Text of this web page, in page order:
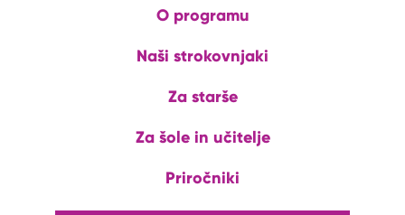
O programu
Naši strokovnjaki
Za starše
Za šole in učitelje
Priročniki